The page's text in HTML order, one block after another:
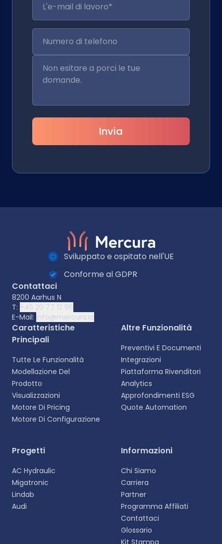
Invia
Sviluppato e ospitato nell'UE
Conforme al GDPR
Contattaci
8200 Aarhus N
T: +45 20 77 12 96
E-Mail: info@mercura.io
Caratteristiche
Principali
Tutte Le Funzionalità
Modellazione Del
Prodotto
Visualizzazioni
Motore Di Pricing
Motore Di Configurazione
Altre Funzionalità
Preventivi E Documenti
Integrazioni
Piattaforma Rivenditori
Analytics
Approfondimenti ESG
Quote Automation
Progetti
AC Hydraulic
Migatronic
Lindab
Audi
Informazioni
Chi Siamo
Carriera
Partner
Programma Affiliati
Contattaci
Glossario
Kit Stampa